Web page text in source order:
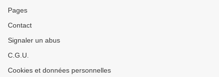
Pages
Contact
Signaler un abus
C.G.U.
Cookies et données personnelles